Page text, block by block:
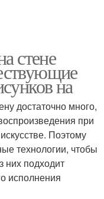
стене
на
достаточно много,
при
Поэтому
технологии, чтобы
них подходит
исполнения